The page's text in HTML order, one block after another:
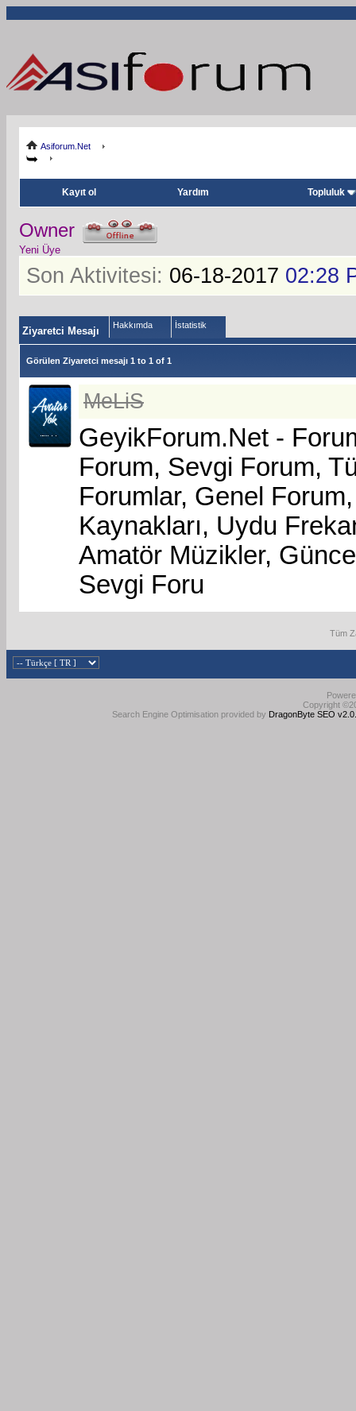
Asiforum.Net
Kayıt ol Yardım Topluluk
Owner
Yeni Üye
Son Aktivitesi: 06-18-2017 02:28
Ziyaretci Mesajı Hakkımda İstatistik
Görülen Ziyaretci mesajı 1 to 1 of 1
MeLiS
GeyikForum.Net -
Forum, Sevgi Forum,
Forumlar, Genel
Kaynakları, Uydu
Amatör Müzikler,
Sevgi Foru
Tüm
Copyright
Search Engine Optimisation provided by DragonByte SEO